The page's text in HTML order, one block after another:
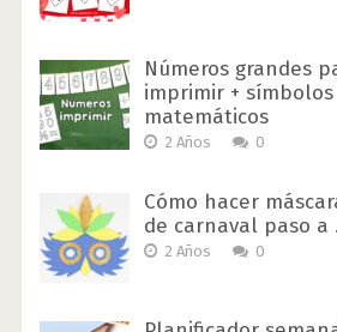
Números grandes
imprimir + símbolos
matemáticos
2 Años 0
Cómo hacer
de carnaval paso a
2 Años 0